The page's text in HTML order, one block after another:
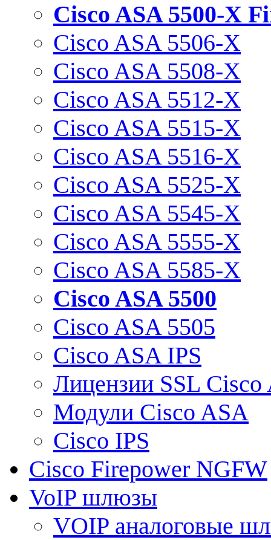
Cisco ASA 5500-X
Cisco ASA 5506-X
Cisco ASA 5508-X
Cisco ASA 5512-X
Cisco ASA 5515-X
Cisco ASA 5516-X
Cisco ASA 5525-X
Cisco ASA 5545-X
Cisco ASA 5555-X
Cisco ASA 5585-X
Cisco ASA 5500
Cisco ASA 5505
Cisco ASA IPS
Лицензии SSL Cisco
Модули Cisco ASA
Cisco IPS
Cisco Firepower NGFW
VoIP шлюзы
VOIP аналоговые